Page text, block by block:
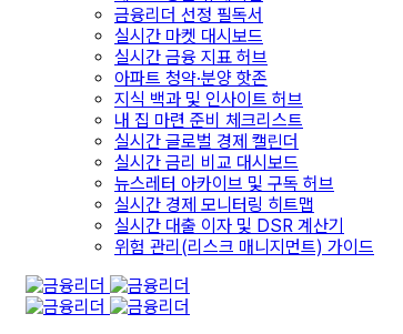
금융리더 선정 필독서
실시간 마켓 대시보드
실시간 금융 지표 허브
아파트 청약·분양 핫존
지식 백과 및 인사이트 허브
내 집 마련 준비 체크리스트
실시간 글로벌 경제 캘린더
실시간 금리 비교 대시보드
뉴스레터 아카이브 및 구독 허브
실시간 경제 모니터링 히트맵
실시간 대출 이자 및 DSR 계산기
위험 관리(리스크 매니지먼트) 가이드